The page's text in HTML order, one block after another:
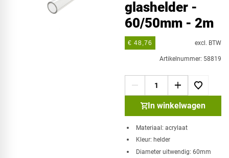
glashelder -
60/50mm - 2m
€ 48,76 excl. BTW
Artikelnummer: 58819
In winkelwagen
Materiaal: acrylaat
Kleur: helder
Diameter uitwendig: 60mm